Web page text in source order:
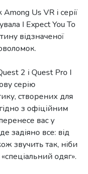
Us VR і серії
I Expect You To
відзначеної
2 і Quest Pro I
серію
створених для
з офіційним
вас у
задіяно все: від
звучить так, ніби
одяг».